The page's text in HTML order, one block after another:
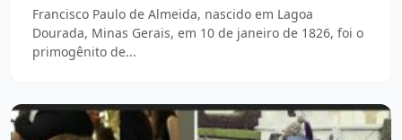
Francisco Paulo de Almeida, nascido em Lagoa
Dourada, Minas Gerais, em 10 de janeiro de 1826, foi o
primogênito de...